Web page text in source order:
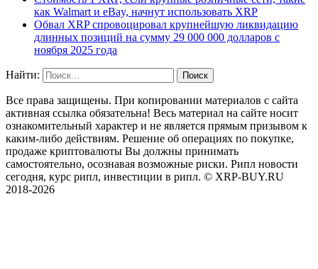
как Walmart и eBay, начнут использовать XRP
Обвал XRP спровоцировал крупнейшую ликвидацию
длинных позиций на сумму 29 000 000 долларов с
ноября 2025 года
Найти:
Все права защищены. При копировании материалов с сайта
активная ссылка обязательна! Весь материал на сайте носит
ознакомительный характер и не является прямым призывом к
каким-либо действиям. Решение об операциях по покупке,
продаже криптовалюты Вы должны принимать
самостоятельно, осознавая возможные риски. Рипл новости
сегодня, курс рипл, инвестиции в рипл. © XRP-BUY.RU
2018-2026